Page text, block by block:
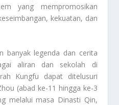
yang mempromosikan
kekuatan, dan
banyak legenda dan cerita
aliran dan sekolah di
Kungfu dapat ditelusuri
(abad ke-11 hingga ke-3
melalui masa Dinasti Qin,